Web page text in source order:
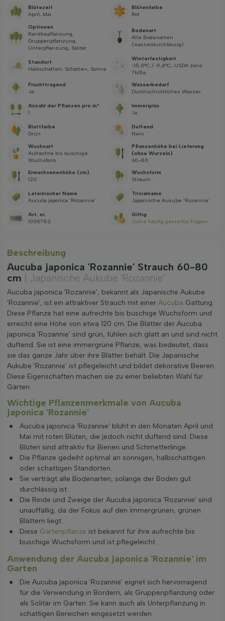
Blütezeit
April, Mai
Blütenfarbe
Rot
Optionen
Randbepflanzung,
Gruppenpflanzung,
Unterpflanzung, Solitär
Bodenart
Alle Bodenarten
(wasserdurchlässig)
Standort
Halbschatten, Schatten, Sonne
Winterfestigkeit
-15,0°C / -9,4°C, USDA zone
7b/8a
Fruchttragend
Ja
Wasserbedarf
Durchschnittliches Wasser
Anzahl der Pflanzen pro m²
1
Immergrün
Ja
Blattfarbe
Grün
Duftend
Nein
Wuchsart
Aufrechte bis buschige
Wuchsform
Pflanzenhöhe bei Lieferung
(ohne Wurzeln)
60-80
Erwachsenenhöhe (cm)
120
Wuchsform
Strauch
Lateinischer Name
Aucuba japonica 'Rozannie'
Trivialname
Japanische Aukube 'Rozannie'
Art. nr.
1005783
Giftig
Siehe häufig gestellte Fragen
Beschreibung
Aucuba japonica 'Rozannie' Strauch 60-80
cm
| Japanische Aukube 'Rozannie'
Aucuba japonica 'Rozannie', bekannt als Japanische Aukube
'Rozannie', ist ein attraktiver Strauch mit einer Aucuba Gattung.
Diese Pflanze hat eine aufrechte bis buschige Wuchsform und
erreicht eine Höhe von etwa 120 cm. Die Blätter der Aucuba
japonica 'Rozannie' sind grün, fühlen sich glatt an und sind nicht
duftend. Sie ist eine immergrüne Pflanze, was bedeutet, dass
sie das ganze Jahr über ihre Blätter behält. Die Japanische
Aukube 'Rozannie' ist pflegeleicht und bildet dekorative Beeren.
Diese Eigenschaften machen sie zu einer beliebten Wahl für
Gärten.
Wichtige Pflanzenmerkmale von Aucuba
japonica 'Rozannie'
Aucuba japonica 'Rozannie' blüht in den Monaten April und
Mai mit roten Blüten, die jedoch nicht duftend sind. Diese
Blüten sind attraktiv für Bienen und Schmetterlinge.
Die Pflanze gedeiht optimal an sonnigen, halbschattigen
oder schattigen Standorten.
Sie verträgt alle Bodenarten, solange der Boden gut
durchlässig ist.
Die Rinde und Zweige der Aucuba japonica 'Rozannie' sind
unauffällig, da der Fokus auf den immergrünen, grünen
Blättern liegt.
Diese Gartenpflanze ist bekannt für ihre aufrechte bis
buschige Wuchsform und ist pflegeleicht.
Anwendung der Aucuba japonica 'Rozannie' im
Garten
Die Aucuba japonica 'Rozannie' eignet sich hervorragend
für die Verwendung in Bordern, als Gruppenpflanzung oder
als Solitär im Garten. Sie kann auch als Unterpflanzung in
schattigen Bereichen eingesetzt werden.